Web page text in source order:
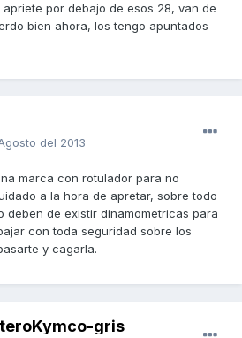
por debajo de esos 28, van de
bien ahora, los tengo apuntados
del 2013
marca con rotulador para no
a la hora de apretar, sobre todo
deben de existir dinamometricas para
con toda seguridad sobre los
y cagarla.
gris